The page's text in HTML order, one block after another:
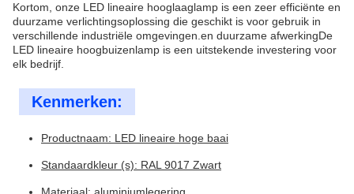
Kortom, onze LED lineaire hooglaaglamp is een zeer efficiënte en
duurzame verlichtingsoplossing die geschikt is voor gebruik in
verschillende industriële omgevingen.en duurzame afwerkingDe
LED lineaire hoogbuizenlamp is een uitstekende investering voor
elk bedrijf.
Kenmerken:
Productnaam: LED lineaire hoge baai
Standaardkleur (s): RAL 9017 Zwart